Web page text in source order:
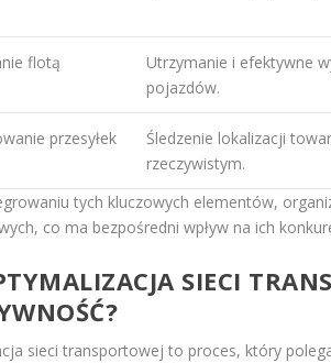
flotą
Utrzymanie i efektywne
pojazdów.
przesyłek
Śledzenie lokalizacji
rzeczywistym.
tych kluczowych elementów,
co ma bezpośredni wpływ na ich
SIECI
sieci transportowej to proces, który